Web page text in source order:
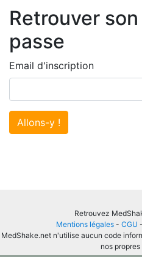
Retrouver
passe
Email d'inscription
Allons-y !
Retrouvez
Mentions légales - CGU -
MedShake.net n'utilise aucun code
nos